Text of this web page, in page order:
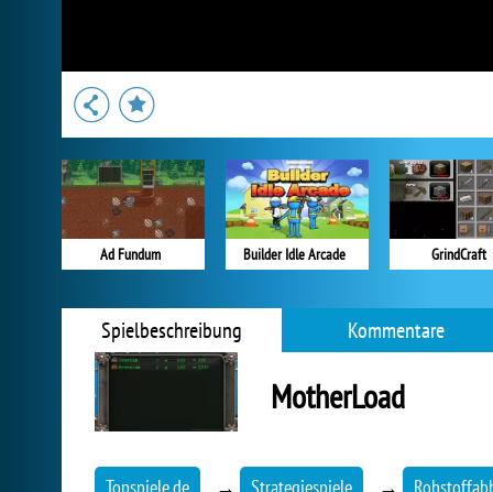
Ad Fundum Builder Idle Arcade GrindCraft
Spielbeschreibung Kommentare
MotherLoad